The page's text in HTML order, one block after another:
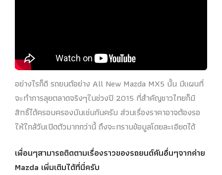
อย่างไรก็ดี รถยนต์อย่าง All New Mazda MX5 นั้น มีแผนที่
จะทำการลุยตลาดจริงๆในช่วงปี 2015 ที่สำคัญชาวไทยก็มี
สิทธิ์ได้ครอบครองมันเช่นกันครับ ส่วนเรื่องราคาอาจต้องรอ
ให้ใกล้วันเปิดตัวมากกว่านี้ ถึงจะทราบข้อมูลโดยละเอียดได้
เพื่อนๆสามารถติดตามเรื่องราวของรถยนต์คันอื่นๆจากค่าย
Mazda เพิ่มเติมได้ที่นี่ครับ